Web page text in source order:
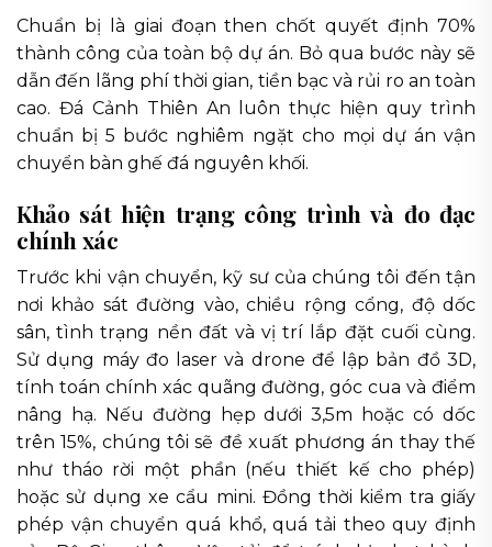
Chuẩn bị là giai đoạn then chốt quyết định 70%
thành công của toàn bộ dự án. Bỏ qua bước này sẽ
dẫn đến lãng phí thời gian, tiền bạc và rủi ro an toàn
cao. Đá Cảnh Thiên An luôn thực hiện quy trình
chuẩn bị 5 bước nghiêm ngặt cho mọi dự án vận
chuyển bàn ghế đá nguyên khối.
Khảo sát hiện trạng công trình và đo đạc
chính xác
Trước khi vận chuyển, kỹ sư của chúng tôi đến tận
nơi khảo sát đường vào, chiều rộng cổng, độ dốc
sân, tình trạng nền đất và vị trí lắp đặt cuối cùng.
Sử dụng máy đo laser và drone để lập bản đồ 3D,
tính toán chính xác quãng đường, góc cua và điểm
nâng hạ. Nếu đường hẹp dưới 3,5m hoặc có dốc
trên 15%, chúng tôi sẽ đề xuất phương án thay thế
như tháo rời một phần (nếu thiết kế cho phép)
hoặc sử dụng xe cẩu mini. Đồng thời kiểm tra giấy
phép vận chuyển quá khổ, quá tải theo quy định